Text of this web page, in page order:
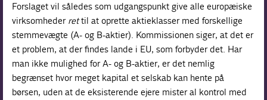
Forslaget vil således som udgangspunkt give alle europæiske
virksomheder rettil at oprette aktieklasser med forskellige
stemmevægte (A- og B-aktier). Kommissionen siger, at det er
et problem, at der findes lande i EU, som forbyder det. Har
man ikke mulighed for A- og B-aktier, er det nemlig
begrænset hvor meget kapital et selskab kan hente på
børsen, uden at de eksisterende ejere mister al kontrol med